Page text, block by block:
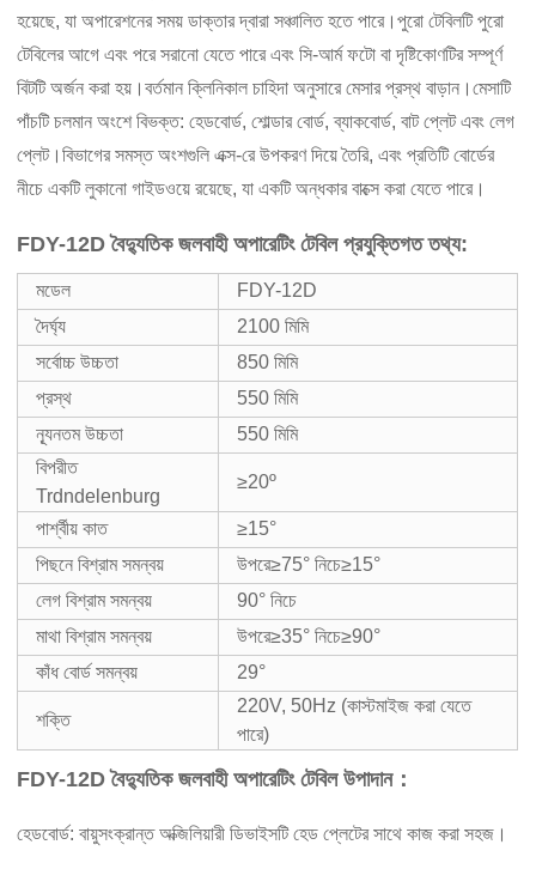
হয়েছে, যা অপারেশনের সময় ডাক্তার দ্বারা সঞ্চালিত হতে পারে।পুরো টেবিলটি পুরো
টেবিলের আগে এবং পরে সরানো যেতে পারে এবং সি-আর্ম ফটো বা দৃষ্টিকোণটির সম্পূর্ণ
বিটটি অর্জন করা হয়।বর্তমান ক্লিনিকাল চাহিদা অনুসারে মেসার প্রস্থ বাড়ান।মেসাটি
পাঁচটি চলমান অংশে বিভক্ত: হেডবোর্ড, শোল্ডার বোর্ড, ব্যাকবোর্ড, বাট প্লেট এবং লেগ
প্লেট।বিভাগের সমস্ত অংশগুলি এক্স-রে উপকরণ দিয়ে তৈরি, এবং প্রতিটি বোর্ডের
নীচে একটি লুকানো গাইডওয়ে রয়েছে, যা একটি অন্ধকার বাক্সে করা যেতে পারে।
FDY-12D বৈদ্যুতিক জলবাহী অপারেটিং টেবিল প্রযুক্তিগত তথ্য:
মডেল
FDY-12D
দৈর্ঘ্য
2100 মিমি
সর্বোচ্চ উচ্চতা
850 মিমি
প্রস্থ
550 মিমি
ন্যূনতম উচ্চতা
550 মিমি
বিপরীত
Trdndelenburg
≥20º
পার্শ্বীয় কাত
≥15°
পিছনে বিশ্রাম সমন্বয়
উপরে≥75° নিচে≥15°
লেগ বিশ্রাম সমন্বয়
90° নিচে
মাথা বিশ্রাম সমন্বয়
উপরে≥35° নিচে≥90°
কাঁধ বোর্ড সমন্বয়
29°
শক্তি
220V, 50Hz (কাস্টমাইজ করা যেতে
পারে)
FDY-12D বৈদ্যুতিক জলবাহী অপারেটিং টেবিল উপাদান：
হেডবোর্ড: বায়ুসংক্রান্ত অক্জিলিয়ারী ডিভাইসটি হেড প্লেটের সাথে কাজ করা সহজ।